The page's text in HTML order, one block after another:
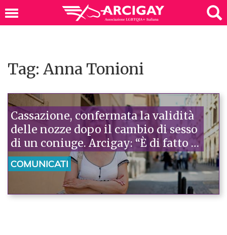
Tag: Anna Tonioni
Cassazione, confermata la validità
delle nozze dopo il cambio di sesso
di un coniuge. Arcigay: “È di fatto il
primo matrimonio samesex
riconosciuto in Italia”
COMUNICATI